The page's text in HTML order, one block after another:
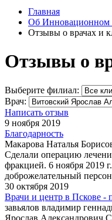
Главная
Об Инновационном
Отзывы о врачах и
Отзывы о
Выберите филиал:
Врач:
Написать отзыв
9 ноября 2019
Благодарность
Макарова Наталья
Сделали операцию
фракцией. 6 ноября 2019
доброжелательный
30 октября 2019
Врачи и центр в Пскове -
завьялов владимир
Ярослав